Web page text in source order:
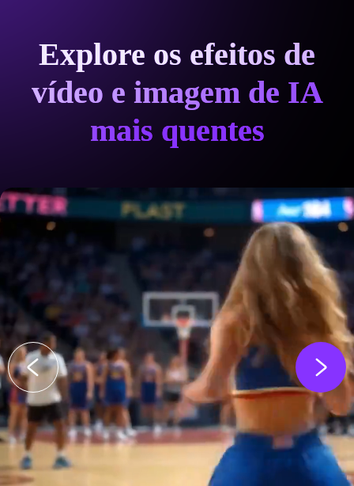
Explore os efeitos de
vídeo e imagem de IA
mais quentes